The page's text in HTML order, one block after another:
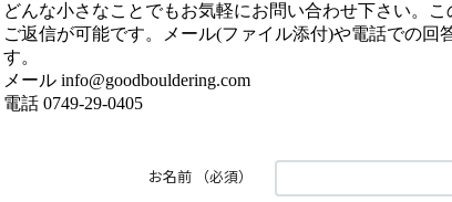
どんな小さなことでもお気軽にお問い合わせ下さい。
ご返信が可能です。メール(ファイル添付)や電話での回
す。
メール info@goodbouldering.com
電話 0749-29-0405
お名前 （必須）